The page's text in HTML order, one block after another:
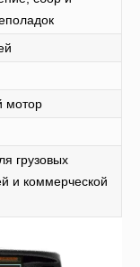
мотор
грузовых
и коммерческой